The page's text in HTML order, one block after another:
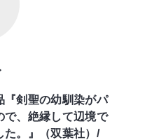
『剣聖の幼馴染がパ
で、絶縁して辺境で
た。』（双葉社）/